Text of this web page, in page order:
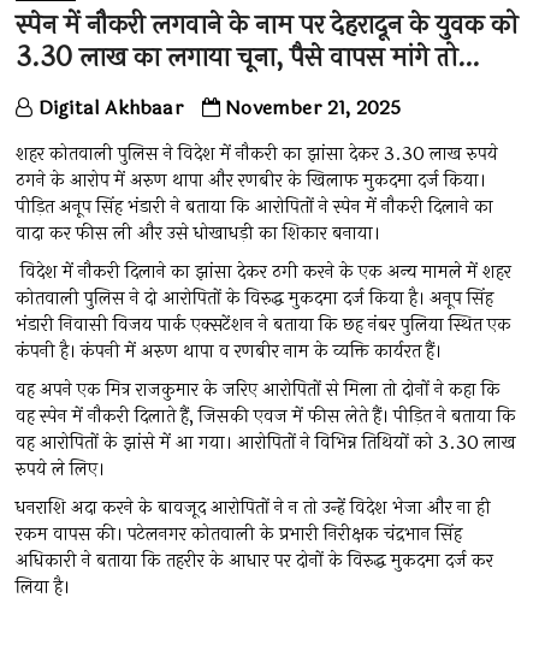
t
स्पेन में नौकरी लगवाने के नाम पर देहरादून के युवक को
3.30 लाख का लगाया चूना, पैसे वापस मांगे तो…
Digital Akhbaar November 21, 2025
शहर कोतवाली पुलिस ने विदेश में नौकरी का झांसा देकर 3.30 लाख रुपये
ठगने के आरोप में अरुण थापा और रणबीर के खिलाफ मुकदमा दर्ज किया।
पीड़ित अनूप सिंह भंडारी ने बताया कि आरोपितों ने स्पेन में नौकरी दिलाने का
वादा कर फीस ली और उसे धोखाधड़ी का शिकार बनाया।
विदेश में नौकरी दिलाने का झांसा देकर ठगी करने के एक अन्य मामले में शहर
कोतवाली पुलिस ने दो आरोपितों के विरुद्ध मुकदमा दर्ज किया है। अनूप सिंह
भंडारी निवासी विजय पार्क एक्सटेंशन ने बताया कि छह नंबर पुलिया स्थित एक
कंपनी है। कंपनी में अरुण थापा व रणबीर नाम के व्यक्ति कार्यरत हैं।
वह अपने एक मित्र राजकुमार के जरिए आरोपितों से मिला तो दोनों ने कहा कि
वह स्पेन में नौकरी दिलाते हैं, जिसकी एवज में फीस लेते हैं। पीड़ित ने बताया कि
वह आरोपितों के झांसे में आ गया। आरोपितों ने विभिन्न तिथियों को 3.30 लाख
रुपये ले लिए।
धनराशि अदा करने के बावजूद आरोपितों ने न तो उन्हें विदेश भेजा और ना ही
रकम वापस की। पटेलनगर कोतवाली के प्रभारी निरीक्षक चंद्रभान सिंह
अधिकारी ने बताया कि तहरीर के आधार पर दोनों के विरुद्ध मुकदमा दर्ज कर
लिया है।